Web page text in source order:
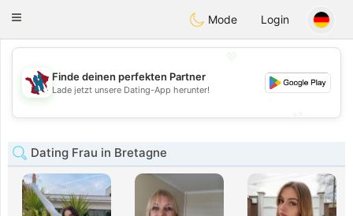
Taimerais
Toggle
Mode Login
💖
💕
Finde deinen perfekten Partner
Lade jetzt unsere Dating-App herunter!
Dating Frau in Bretagne